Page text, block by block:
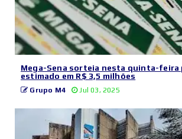
Mega-Sena sorteia nesta quinta-feira
estimado em R$ 3,5 milhões
Grupo M4 Jul 03, 2025